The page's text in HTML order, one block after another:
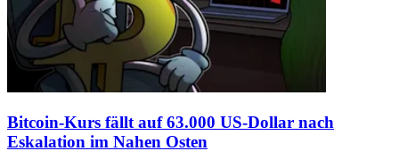
Bitcoin-Kurs fällt auf 63.000 US-Dollar nach
Eskalation im Nahen Osten